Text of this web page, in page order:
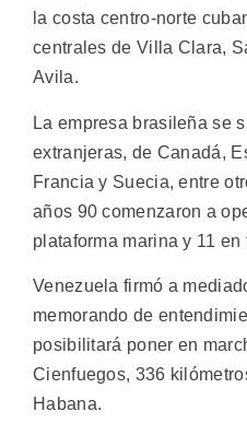
la costa centro-norte
centrales de Villa Clara,
Avila.
La empresa brasileña se
extranjeras, de Canadá,
Francia y Suecia, entre
años 90 comenzaron a
plataforma marina y 11 en
Venezuela firmó a
memorando de
posibilitará poner en
Cienfuegos, 336
Habana.